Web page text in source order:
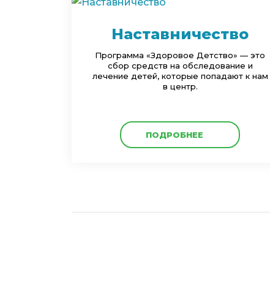
Наставничество
Программа «Здоровое Детство» — это
сбор средств на обследование и
лечение детей, которые попадают к нам
в центр.
ПОДРОБНЕЕ